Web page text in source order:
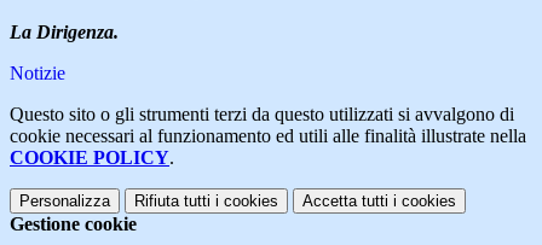
La Dirigenza.
Notizie
Questo sito o gli strumenti terzi da questo utilizzati si avvalgono di
cookie necessari al funzionamento ed utili alle finalità illustrate nella
COOKIE POLICY.
Personalizza Rifiuta tutti i cookies Accetta tutti i cookies
Gestione cookie